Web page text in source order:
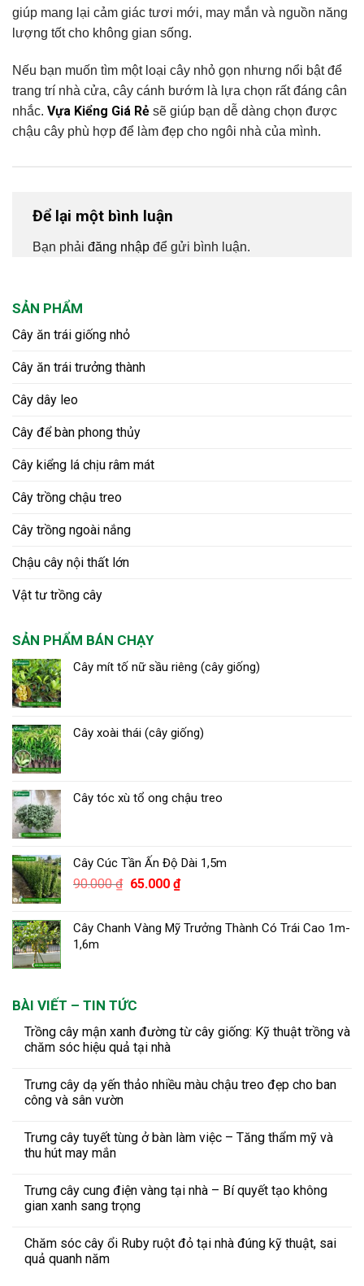
SẢN PHẨM
Cây ăn trái giống nhỏ
Cây ăn trái trưởng thành
Cây dây leo
Cây để bàn phong thủy
Cây kiểng lá chịu râm mát
Cây trồng chậu treo
Cây trồng ngoài nắng
Chậu cây nội thất lớn
Vật tư trồng cây
SẢN PHẨM BÁN CHẠY
Cây mít tố nữ sầu riêng (cây giống)
Cây xoài thái (cây giống)
Cây tóc xù tổ ong chậu treo
Cây Cúc Tần Ấn Độ Dài 1,5m
90.000₫ Giá
90.000 ₫.
65.000 ₫Giá
là:
Cây Chanh Vàng Mỹ Trưởng Thành Có Trái Cao 1m-
1,6m
BÀI VIẾT – TIN TỨC
Trồng cây mận xanh đường từ cây giống: Kỹ thuật trồng và
chăm sóc hiệu quả tại nhà
Trưng cây dạ yến thảo nhiều màu chậu treo đẹp cho ban
công và sân vườn
Trưng cây tuyết tùng ở bàn làm việc – Tăng thẩm mỹ và
thu hút may mắn
Trưng cây cung điện vàng tại nhà – Bí quyết tạo không
gian xanh sang trọng
Chăm sóc cây ổi Ruby ruột đỏ tại nhà đúng kỹ thuật, sai
quả quanh năm
giúp mang lại cảm giác tươi mới, may mắn và nguồn năng
lượng tốt cho không gian sống.
Nếu bạn muốn tìm một loại cây nhỏ gọn nhưng nổi bật để
trang trí nhà cửa, cây cánh bướm là lựa chọn rất đáng cân
nhắc. Vựa Kiểng Giá Rẻ sẽ giúp bạn dễ dàng chọn được
chậu cây phù hợp để làm đẹp cho ngôi nhà của mình.
Để lại một bình luận
Bạn phải đăng nhập để gửi bình luận.